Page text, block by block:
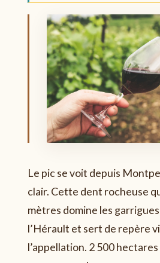
Le pic se voit depuis
clair. Cette dent rocheuse
mètres domine les
l’Hérault et sert de repère
l’appellation. 2 500